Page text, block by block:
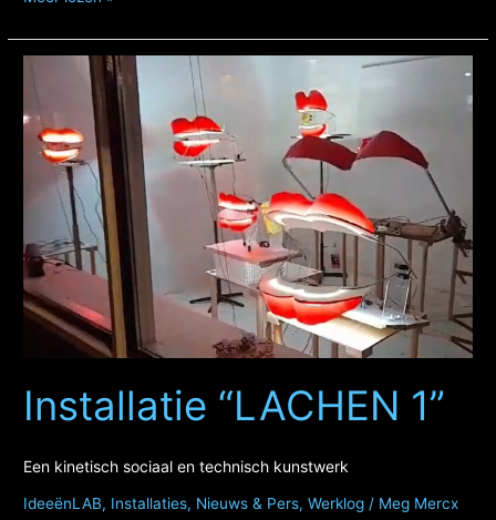
beschermt
Installatie “LACHEN 1”
Een kinetisch sociaal en technisch kunstwerk
IdeeënLAB, Installaties, Nieuws & Pers,Werklog / Meg Mercx